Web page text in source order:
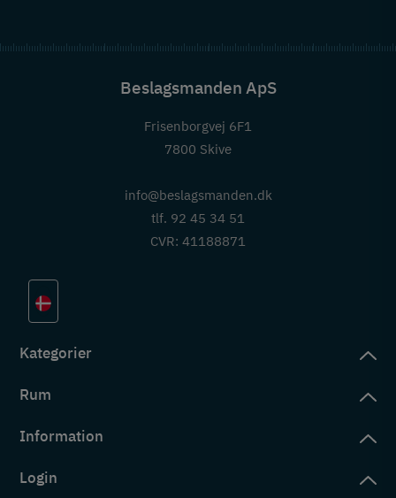
Beslagsmanden ApS
Frisenborgvej 6F1
7800 Skive
info@beslagsmanden.dk
tlf. 92 45 34 51
CVR: 41188871
Kategorier
Rum
Information
Login